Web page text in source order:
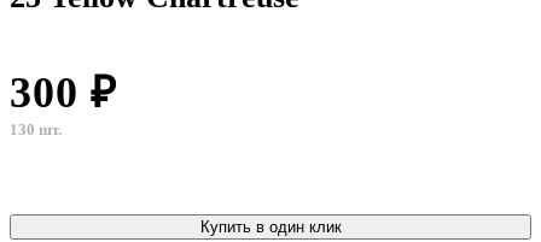
300 ₽
130 шт.
Купить в один клик